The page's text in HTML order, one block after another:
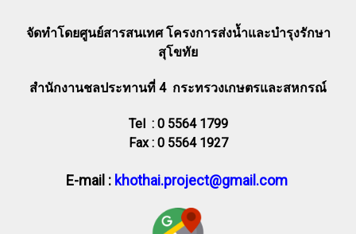
จัดทำโดยศูนย์สารสนเทศ โครงการส่งน้ำและบำรุงรักษา
สุโขทัย
สำนักงานชลประทานที่ 4 กระทรวงเกษตรและสหกรณ์
Tel : 0 5564 1799
Fax : 0 5564 1927
E-mail : khothai.project@gmail.com